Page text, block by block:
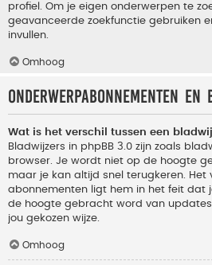
profiel. Om je eigen onderwerpen te
geavanceerde zoekfunctie gebruiken
invullen.
Omhoog
Onderwerpabonnementen en
Wat is het verschil tussen een
Bladwijzers in phpBB 3.0 zijn zoals
browser. Je wordt niet op de hoogte
maar je kan altijd snel terugkeren. Het
abonnementen ligt hem in het feit dat
de hoogte gebracht word van
jou gekozen wijze.
Omhoog